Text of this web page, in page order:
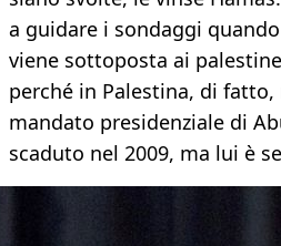
a guidare i sondaggi
viene sottoposta ai
perché in Palestina, di
mandato presidenziale di
scaduto nel 2009, ma lui è